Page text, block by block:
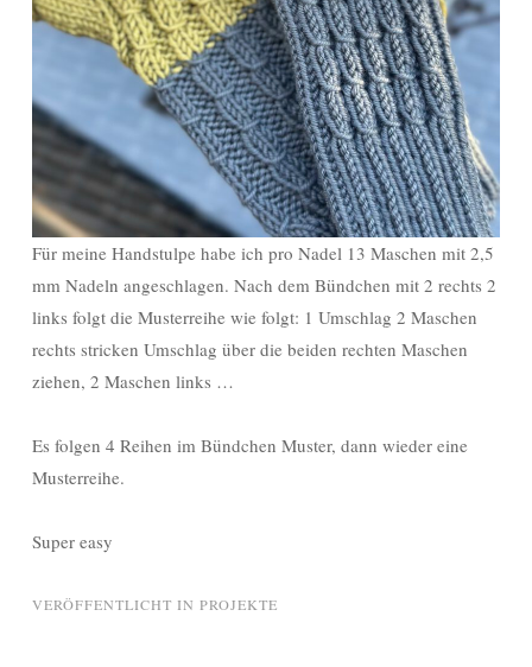
Für meine Handstulpe habe ich pro Nadel 13 Maschen mit 2,5
mm Nadeln angeschlagen. Nach dem Bündchen mit 2 rechts 2
links folgt die Musterreihe wie folgt: 1 Umschlag 2 Maschen
rechts stricken Umschlag über die beiden rechten Maschen
ziehen, 2 Maschen links …
Es folgen 4 Reihen im Bündchen Muster, dann wieder eine
Musterreihe.
Super easy
VERÖFFENTLICHT IN PROJEKTE